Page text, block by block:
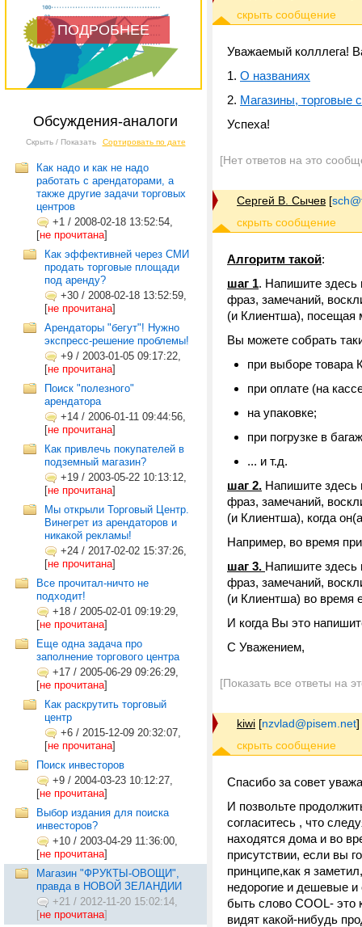
ПОДРОБНЕЕ
Обсуждения-аналоги
Скрыть / Показать Сортировать по дате
Как надо и как не надо
работать с арендаторами, а
также другие задачи торговых
центров
+1 / 2008-02-18 13:52:54,
[не прочитана]
Как эффективней через СМИ
продать торговые площади
под аренду?
+30 / 2008-02-18 13:52:59,
[не прочитана]
Арендаторы "бегут"! Нужно
экспресс-решение проблемы!
+9 / 2003-01-05 09:17:22,
[не прочитана]
Поиск "полезного"
арендатора
+14 / 2006-01-11 09:44:56,
[не прочитана]
Как привлечь покупателей в
подземный магазин?
+19 / 2003-05-22 10:13:12,
[не прочитана]
Мы открыли Торговый Центр.
Винегрет из арендаторов и
никакой рекламы!
+24 / 2017-02-02 15:37:26,
[не прочитана]
Все прочитал-ничто не
подходит!
+18 / 2005-02-01 09:19:29,
[не прочитана]
Еще одна задача про
заполнение торгового центра
+17 / 2005-06-29 09:26:29,
[не прочитана]
Как раскрутить торговый
центр
+6 / 2015-12-09 20:32:07,
[не прочитана]
Поиск инвесторов
+9 / 2004-03-23 10:12:27,
[не прочитана]
Выбор издания для поиска
инвесторов?
+10 / 2003-04-29 11:36:00,
[не прочитана]
Магазин "ФРУКТЫ-ОВОЩИ",
правда в НОВОЙ ЗЕЛАНДИИ
+21 / 2012-11-20 15:02:14,
[не прочитана]
Уважаемый колллега!
1. О названиях
2. Магазины, торговые
Успеха!
[Нет ответов на это
Сергей В. Сычев [
Алгоритм такой:
шаг 1. Напишите здесь
фраз, замечаний,
(и Клиентша), посещая
Вы можете собрать
при выборе товара
при оплате (на
на упаковке;
при погрузке в
... и т.д.
шаг 2. Напишите здесь
фраз, замечаний,
(и Клиентша), когда
Например, во время
шаг 3. Напишите здесь
фраз, замечаний,
(и Клиентша) во время
И когда Вы это
С Уважением,
[Показать все ответы на
kiwi [nzvlad@pisem.net]
Спасибо за совет
И позвольте
согласитесь , что
находятся дома и во
присутствии, если вы
принципе,как я
недорогие и дешевые и
быть слово COOL- это
видят какой-нибудь